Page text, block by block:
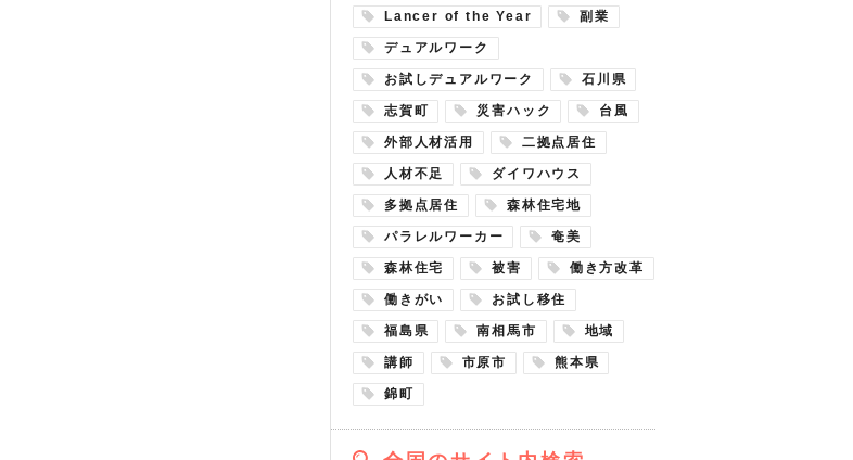
Lancer of the Year 副業
デュアルワーク
お試しデュアルワーク 石川県
志賀町 災害ハック 台風
外部人材活用 二拠点居住
人材不足 ダイワハウス
多拠点居住 森林住宅地
パラレルワーカー 奄美
森林住宅 被害 働き方改革
働きがい お試し移住
福島県 南相馬市 地域
講師 市原市 熊本県
錦町